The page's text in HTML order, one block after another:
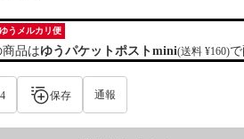
うメルカリ便
品はゆうパケットポストmini(送料 ¥160)で
4 保存 通報